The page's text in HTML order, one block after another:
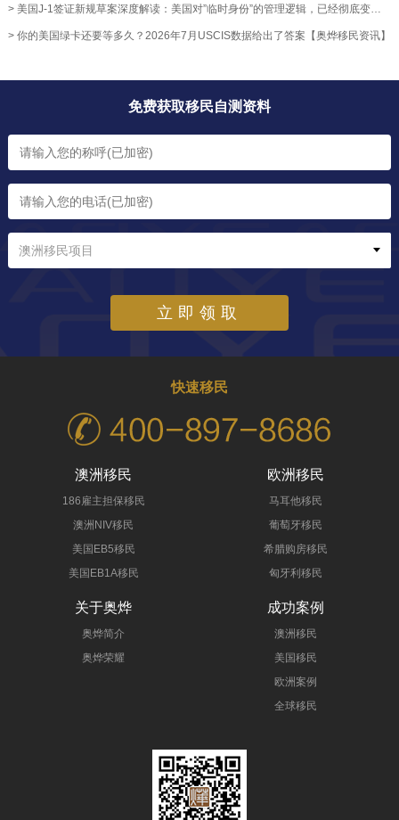
> 美国J-1签证新规草案深度解读：美国对”临时身份”的管理逻辑，已经彻底变了【澳洲移民资讯】
> 你的美国绿卡还要等多久？2026年7月USCIS数据给出了答案【奥烨移民资讯】
免费获取移民自测资料
澳洲移民项目
立即领取
快速移民
澳洲移民
186雇主担保移民
澳洲NIV移民
美国EB5移民
美国EB1A移民
欧洲移民
马耳他移民
葡萄牙移民
希腊购房移民
匈牙利移民
关于奥烨
奥烨简介
奥烨荣耀
成功案例
澳洲移民
美国移民
欧洲案例
全球移民